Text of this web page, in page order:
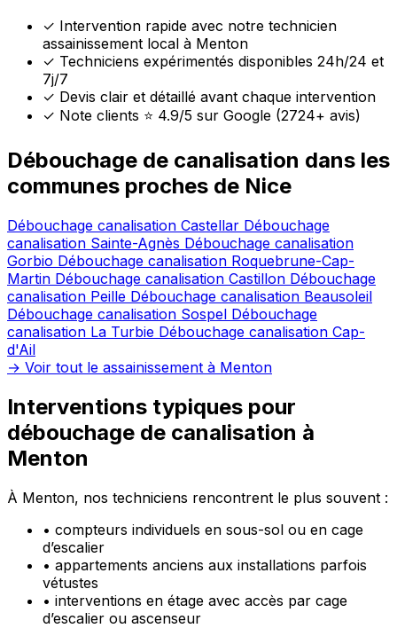
✓ Intervention rapide avec notre technicien
assainissement local à Menton
✓ Techniciens expérimentés disponibles 24h/24 et
7j/7
✓ Devis clair et détaillé avant chaque intervention
✓ Note clients ⭐ 4.9/5 sur Google (2724+ avis)
Débouchage de canalisation dans les
communes proches de Nice
Débouchage canalisation Castellar Débouchage
canalisation Sainte-Agnès Débouchage canalisation
Gorbio Débouchage canalisation Roquebrune-Cap-
Martin Débouchage canalisation Castillon Débouchage
canalisation Peille Débouchage canalisation Beausoleil
Débouchage canalisation Sospel Débouchage
canalisation La Turbie Débouchage canalisation Cap-
d'Ail
→ Voir tout le assainissement à Menton
Interventions typiques pour
débouchage de canalisation à
Menton
À Menton, nos techniciens rencontrent le plus souvent :
• compteurs individuels en sous-sol ou en cage
d’escalier
• appartements anciens aux installations parfois
vétustes
• interventions en étage avec accès par cage
d’escalier ou ascenseur